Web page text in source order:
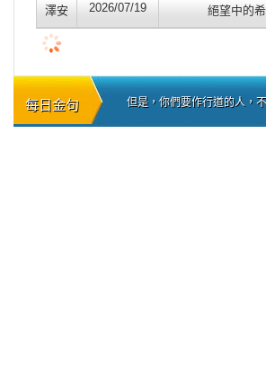
澤安 2026/07/19 絕望中的
每日金句 但是，你們要作行道的人，